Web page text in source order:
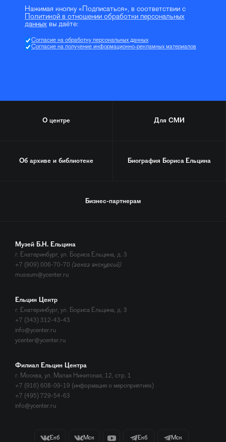
Нажимая кнопку «Подписаться», в соответствии с
Политикой в отношении обработки персональных
данных вы даёте:
Согласие на обработку персональных данных
Согласие на получение информационно-рекламных материалов
О центре Для СМИ
Об архиве и библиотеке Биография Бориса Ельцина
Бизнес-партнерам
Музей Б.Н. Ельцина
г. Екатеринбург, ул. Бориса Ельцина, д. 3
+7 (909) 006-70-70 (заказ экскурсий)
museum@ycenter.ru
Ельцин Центр
г. Екатеринбург, ул. Бориса Ельцина, д. 3
+7 (343) 312-43-43
info@ycenter.ru
ycenter@ycenter.ru
Филиал Ельцин Центра
г. Москва, ул. Малая Никитская, 12, стр. 1
+7 (916) 608-09-19 (информация о мероприятиях)
+7 (495) 729-54-63
info@ycenter.ru
Екб Мск Екб Мск